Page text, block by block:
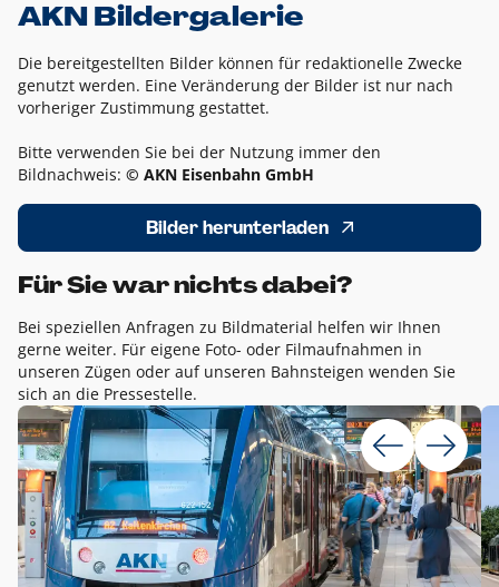
AKN Bildergalerie
Die bereitgestellten Bilder können für redaktionelle Zwecke
genutzt werden. Eine Veränderung der Bilder ist nur nach
vorheriger Zustimmung gestattet.
Bitte verwenden Sie bei der Nutzung immer den
Bildnachweis: © AKN Eisenbahn GmbH
Bilder herunterladen
Für Sie war nichts dabei?
Bei speziellen Anfragen zu Bildmaterial helfen wir Ihnen
gerne weiter. Für eigene Foto- oder Filmaufnahmen in
unseren Zügen oder auf unseren Bahnsteigen wenden Sie
sich an die Pressestelle.